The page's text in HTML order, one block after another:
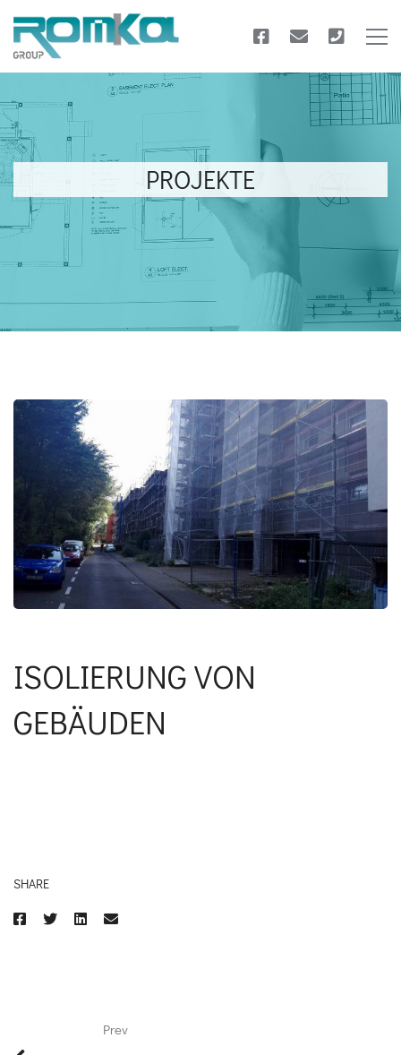
PROJEKTE
ISOLIERUNG VON
GEBÄUDEN
SHARE
Prev